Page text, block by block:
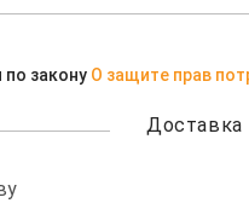
закону О защите прав
Доставка